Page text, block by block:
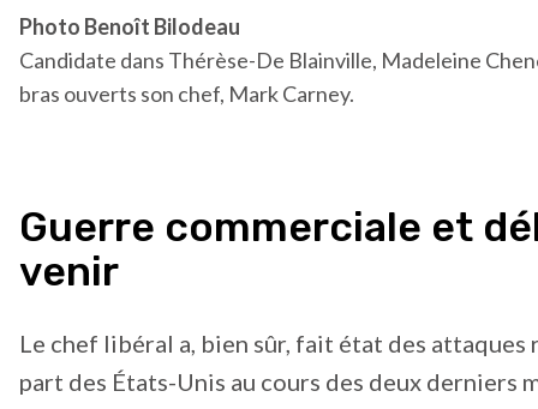
Photo Benoît Bilodeau
Candidate dans Thérèse-De Blainville, Madeleine
bras ouverts son chef, Mark Carney.
Guerre commerciale et
venir
Le chef libéral a, bien sûr, fait état des attaques
part des États-Unis au cours des deux derniers